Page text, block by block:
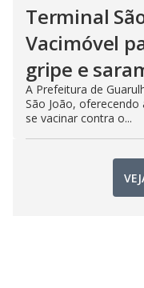
Terminal
Vacimóvel
gripe e
A Prefeitura de
São João,
se vacinar contra o...